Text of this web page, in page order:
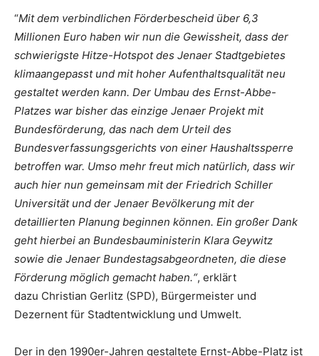
“Mit dem verbindlichen Förderbescheid über 6,3
Millionen Euro haben wir nun die Gewissheit, dass der
schwierigste Hitze-Hotspot des Jenaer Stadtgebietes
klimaangepasst und mit hoher Aufenthaltsqualität neu
gestaltet werden kann. Der Umbau des Ernst-Abbe-
Platzes war bisher das einzige Jenaer Projekt mit
Bundesförderung, das nach dem Urteil des
Bundesverfassungsgerichts von einer Haushaltssperre
betroffen war. Umso mehr freut mich natürlich, dass wir
auch hier nun gemeinsam mit der Friedrich Schiller
Universität und der Jenaer Bevölkerung mit der
detaillierten Planung beginnen können. Ein großer Dank
geht hierbei an Bundesbauministerin Klara Geywitz
sowie die Jenaer Bundestagsabgeordneten, die diese
Förderung möglich gemacht haben.“, erklärt
dazu Christian Gerlitz (SPD), Bürgermeister und
Dezernent für Stadtentwicklung und Umwelt.
Der in den 1990er-Jahren gestaltete Ernst-Abbe-Platz ist